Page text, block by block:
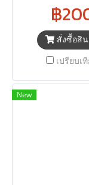
฿
สั่งซื้อสิ
เปรียบเ
New